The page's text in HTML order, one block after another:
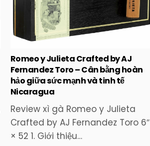
Romeo y Julieta Crafted by AJ
Fernandez Toro – Cân bằng hoàn
hảo giữa sức mạnh và tinh tế
Nicaragua
Review xì gà Romeo y Julieta
Crafted by AJ Fernandez Toro 6″
× 52 1. Giới thiệu…